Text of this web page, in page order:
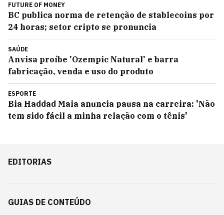
FUTURE OF MONEY
BC publica norma de retenção de stablecoins por
24 horas; setor cripto se pronuncia
SAÚDE
Anvisa proíbe 'Ozempic Natural' e barra
fabricação, venda e uso do produto
ESPORTE
Bia Haddad Maia anuncia pausa na carreira: 'Não
tem sido fácil a minha relação com o tênis'
EDITORIAS
GUIAS DE CONTEÚDO